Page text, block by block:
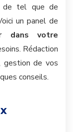
de tel que de
un panel de
dans votre
Rédaction
gestion de vos
conseils.